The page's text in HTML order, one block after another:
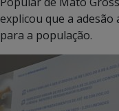
explicou que a adesão
para a população.